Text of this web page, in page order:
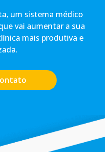
um sistema médico
vai aumentar a sua
mais produtiva e